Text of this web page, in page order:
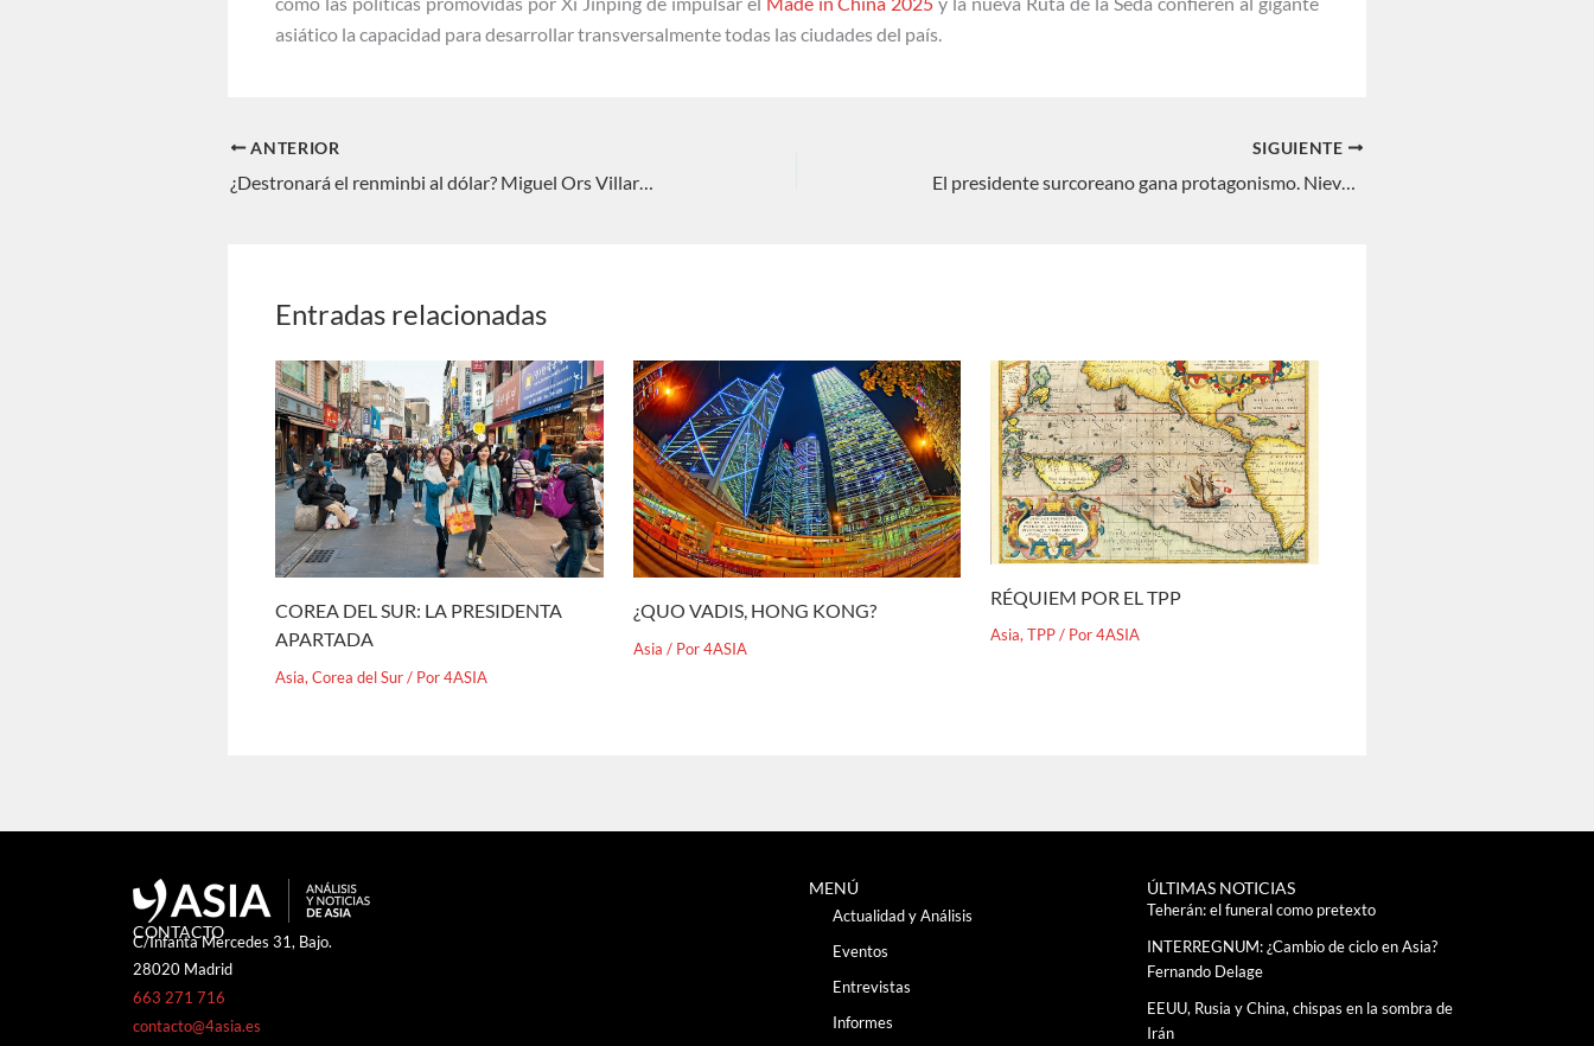
asiático la capacidad para desarrollar transversalmente todas las ciudades del país.
ANTERIOR SIGUIENTE
Entradas relacionadas
COREA DEL SUR: LA PRESIDENTA
APARTADA
Asia, Corea del Sur/ Por4ASIA
¿QUO VADIS, HONG KONG?
Asia / Por4ASIA
RÉQUIEM POR EL TPP
Asia,TPP/ Por4ASIA
CONTACTO
C/Infanta Mercedes 31, Bajo.
28020 Madrid
663 271 716
contacto@4asia.es
MENÚ
Actualidad y Análisis
Eventos
Entrevistas
Informes
ÚLTIMAS NOTICIAS
Teherán: el funeral como pretexto
INTERREGNUM: ¿Cambio de ciclo en Asia?
Fernando Delage
EEUU, Rusia y China, chispas en la sombra de
Irán